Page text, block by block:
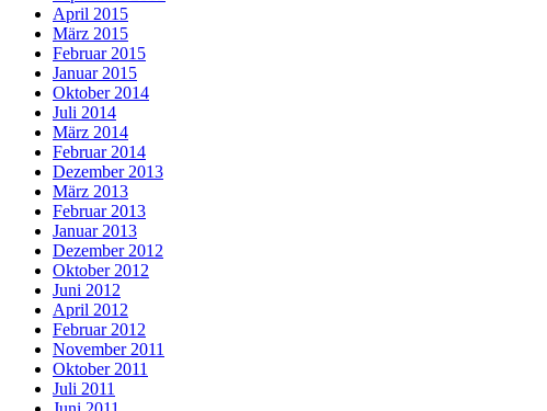
April 2015
März 2015
Februar 2015
Januar 2015
Oktober 2014
Juli 2014
März 2014
Februar 2014
Dezember 2013
März 2013
Februar 2013
Januar 2013
Dezember 2012
Oktober 2012
Juni 2012
April 2012
Februar 2012
November 2011
Oktober 2011
Juli 2011